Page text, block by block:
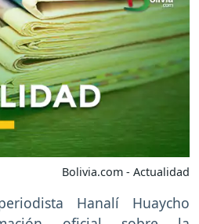
Bolivia.com - Actualidad
Hanalí Huaycho